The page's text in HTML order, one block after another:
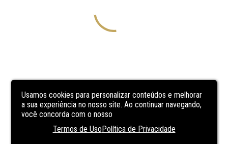
Usamos cookies para personalizar conteúdos e melhorar
a sua experiência no nosso site. Ao continuar navegando,
você concorda com o nosso
Termos de UsoPolítica de Privacidade